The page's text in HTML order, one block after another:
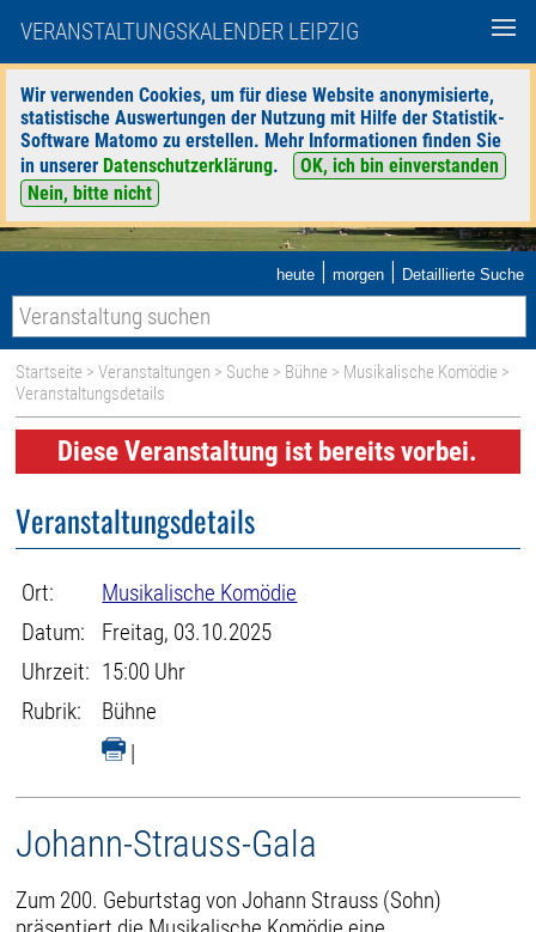
VERANSTALTUNGSKALENDER LEIPZIG
Wir verwenden Cookies, um für diese Website anonymisierte,
statistische Auswertungen der Nutzung mit Hilfe der Statistik-
Software Matomo zu erstellen. Mehr Informationen finden Sie
in unserer Datenschutzerklärung.
OK, ich bin einverstanden
Nein, bitte nicht
heute | morgen | Detaillierte Suche
Startseite >Veranstaltungen > Suche > Bühne > Musikalische Komödie >
Veranstaltungsdetails
Diese Veranstaltung ist bereits vorbei.
Veranstaltungsdetails
Ort:
Musikalische Komödie
Datum:
Freitag, 03.10.2025
Uhrzeit: 15:00 Uhr
Rubrik:
Bühne
|
Johann-Strauss-Gala
Zum 200. Geburtstag von Johann Strauss (Sohn)